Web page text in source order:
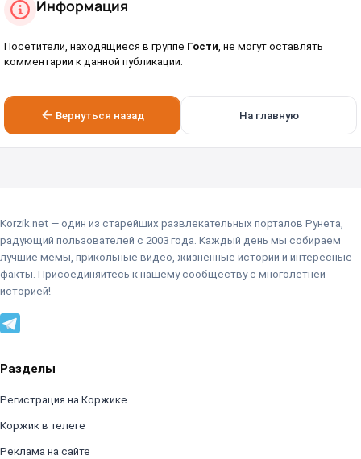
Информация
Посетители, находящиеся в группе Гости, не могут оставлять
комментарии к данной публикации.
Вернуться назад На главную
Korzik.net — один из старейших развлекательных порталов Рунета,
радующий пользователей с 2003 года. Каждый день мы собираем
лучшие мемы, прикольные видео, жизненные истории и интересные
факты. Присоединяйтесь к нашему сообществу с многолетней
историей!
Разделы
Регистрация на Коржике
Коржик в телеге
Реклама на сайте